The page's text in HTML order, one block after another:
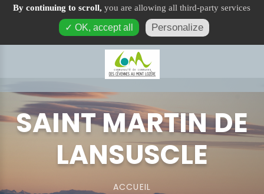
Saint Martin de Lansuscle
SAINT MARTIN DE
LANSUSCLE
ACCUEIL
By continuing to scroll, you are allowing all third-party services
✓ OK, accept all Personalize